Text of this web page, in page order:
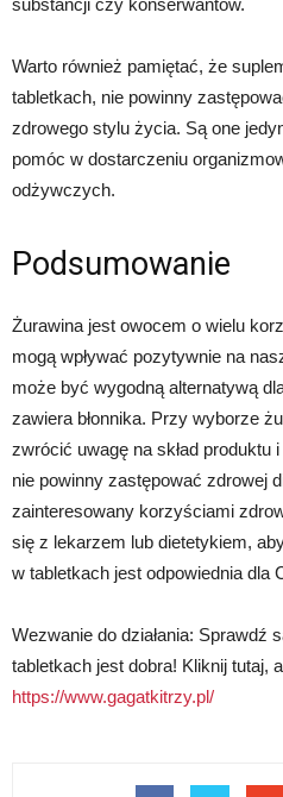
substancji czy konserwantów.
Warto również pamiętać, że
tabletkach, nie powinny
zdrowego stylu życia. Są one
pomóc w dostarczeniu
odżywczych.
Podsumowanie
Żurawina jest owocem o wielu
mogą wpływać pozytywnie na
może być wygodną alternatywą
zawiera błonnika. Przy wyborze
zwrócić uwagę na skład produktu
nie powinny zastępować zdrowej
zainteresowany korzyściami
się z lekarzem lub dietetykiem,
w tabletkach jest odpowiednia dla
Wezwanie do działania: Sprawdź
tabletkach jest dobra! Kliknij tutaj,
https://www.gagatkitrzy.pl/